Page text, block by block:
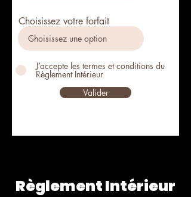
Choisissez votre forfait
J’accepte les termes et conditions du
Règlement Intérieur
Valider
Règlement Intérieur